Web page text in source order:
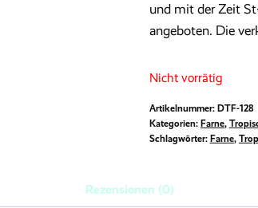
und mit der Zeit
angeboten. Die
Nicht vorrätig
Artikelnummer: DTF-128
Kategorien: Farne,
Schlagwörter: Farne,
Rezensionen (0)